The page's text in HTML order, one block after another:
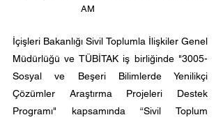
AM
İçişleri Bakanlığı Sivil Toplumla İlişkiler Genel
Müdürlüğü ve TÜBİTAK iş birliğinde "3005-
Sosyal ve Beşeri Bilimlerde Yenilikçi
Çözümler Araştırma Projeleri Destek
Programı" kapsamında “Sivil Toplum